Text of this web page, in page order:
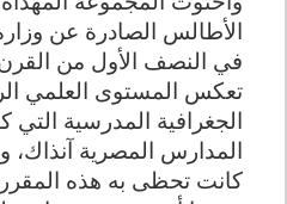
الأطالس الصادرة عن
في النصف الأول من
تعكس المستوى العلمي
الجغرافية المدرسية
المدارس المصرية آنذاك،
كانت تحظى به هذه